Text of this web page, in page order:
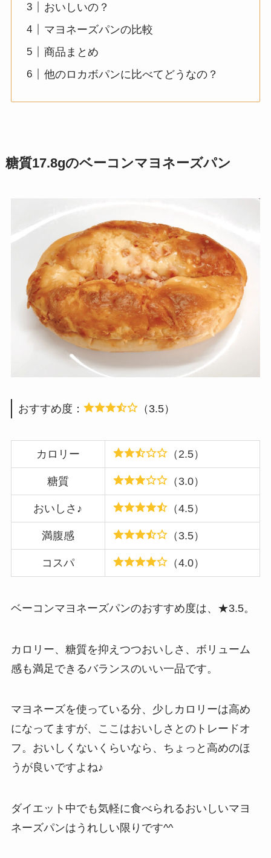
おいしいの？
マヨネーズパンの比較
商品まとめ
他のロカボパンに比べてどうなの？
糖質17.8gのベーコンマヨネーズパン
おすすめ度： （3.5）
カロリー （2.5）
糖質 （3.0）
おいしさ♪ （4.5）
満腹感 （3.5）
コスパ （4.0）
ベーコンマヨネーズパンのおすすめ度は、★3.5。
カロリー、糖質を抑えつつおいしさ、ボリューム
感も満足できるバランスのいい一品です。
マヨネーズを使っている分、少しカロリーは高め
になってますが、ここはおいしさとのトレードオ
フ。おいしくないくらいなら、ちょっと高めのほ
うが良いですよね♪
ダイエット中でも気軽に食べられるおいしいマヨ
ネーズパンはうれしい限りです^^